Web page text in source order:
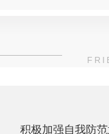
积极加强自我防